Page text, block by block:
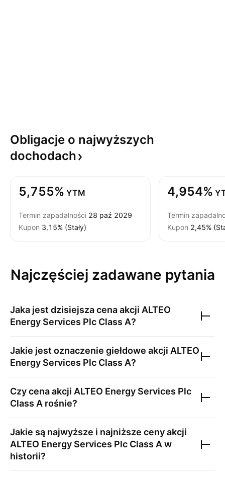
Obligacje o najwyższych
dochodach
5,755% YTM
Termin zapadalności 28 paź 2029
Kupon 3,15% (Stały)
4,954%
Termin
Kupon 2,45%
Najczęściej zadawane pytania
Jaka jest dzisiejsza cena akcji ALTEO
Energy Services Plc Class A?
Jakie jest oznaczenie giełdowe akcji ALTEO
Energy Services Plc Class A?
Czy cena akcji ALTEO Energy Services Plc
Class A rośnie?
Jakie są najwyższe i najniższe ceny akcji
ALTEO Energy Services Plc Class A w
historii?